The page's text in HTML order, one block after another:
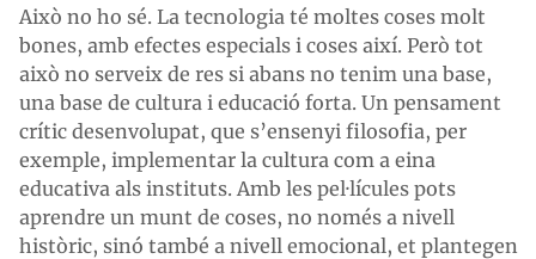
Això no ho sé. La tecnologia té moltes coses molt
bones, amb efectes especials i coses així. Però tot
això no serveix de res si abans no tenim una base,
una base de cultura i educació forta. Un pensament
crític desenvolupat, que s’ensenyi filosofia, per
exemple, implementar la cultura com a eina
educativa als instituts. Amb les pel·lícules pots
aprendre un munt de coses, no només a nivell
històric, sinó també a nivell emocional, et plantegen